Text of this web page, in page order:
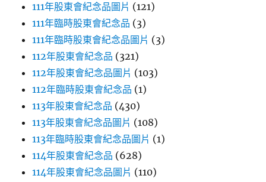
111年股東會紀念品圖片 (121)
111年臨時股東會紀念品 (3)
111年臨時股東會紀念品圖片 (3)
112年股東會紀念品 (321)
112年股東會紀念品圖片 (103)
112年臨時股東會紀念品 (1)
113年股東會紀念品 (430)
113年股東會紀念品圖片 (108)
113年臨時股東會紀念品圖片 (1)
114年股東會紀念品 (628)
114年股東會紀念品圖片 (110)